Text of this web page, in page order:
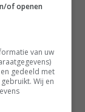
op
of openen
van uw
gedeeld met
Wij en